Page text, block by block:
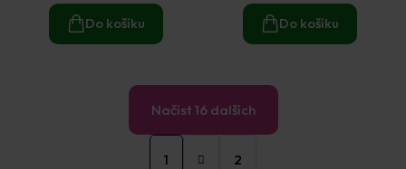
Do košíku Do košíku
O
Načíst 16 dalších
S
t
1 2